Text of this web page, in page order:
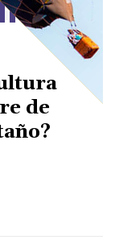
de